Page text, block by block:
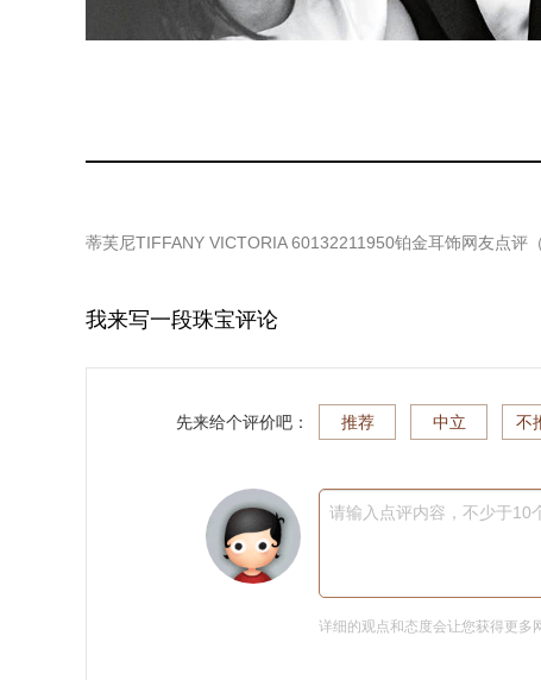
蒂芙尼TIFFANY VICTORIA 60132211950铂金耳饰网友点评（
我来写一段珠宝评论
先来给个评价吧： 推荐 中立 不
请输入点评内容，不少于10
详细的观点和态度会让您获得更多